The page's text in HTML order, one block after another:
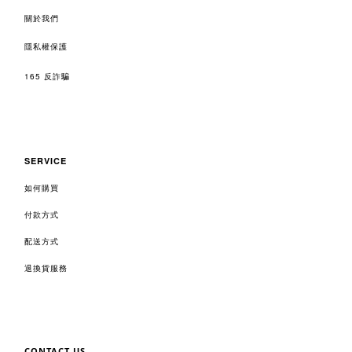
關於我們
隱私權保護
165 反詐騙
SERVICE
如何購買
付款方式
配送方式
退換貨服務